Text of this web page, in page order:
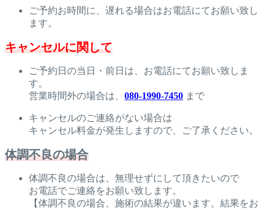
ご予約お時間に、遅れる場合はお電話にてお願い致し
ます。
キャンセルに関して
ご予約日の当日・前日は、お電話にてお願い致しま
す。
営業時間外の場合は、 080-1990-7450 まで
キャンセルのご連絡がない場合は
キャンセル料金が発生しますので、ご了承ください。
体調不良の場合
体調不良の場合は、無理せずにして頂きたいので
お電話でご連絡をお願い致します。
【体調不良の場合、施術の結果が違います。結果をお